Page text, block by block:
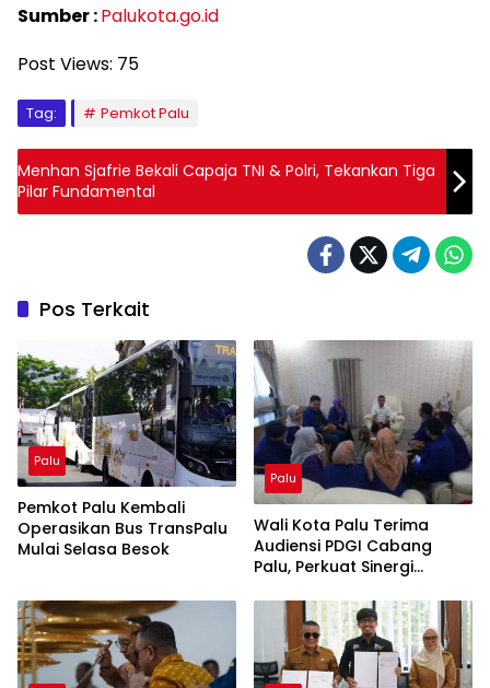
Sumber :Palukota.go.id
Post Views: 75
Tag: Pemkot Palu
Menhan Sjafrie Bekali Capaja TNI & Polri, Tekankan Tiga
Pilar Fundamental
Pos Terkait
Palu
Pemkot Palu Kembali
Operasikan Bus TransPalu
Mulai Selasa Besok
Palu
Wali Kota Palu Terima
Audiensi PDGI Cabang
Palu, Perkuat Sinergi
dan Mulut